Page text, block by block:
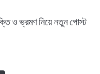
ও ভ্রমণ নিয়ে নতুন পোস্ট